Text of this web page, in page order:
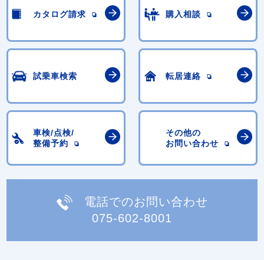
カタログ請求 購入相談
試乗車検索 転居連絡
車検/点検/
整備予約
その他の
お問い合わせ
電話でのお問い合わせ
075-602-8001